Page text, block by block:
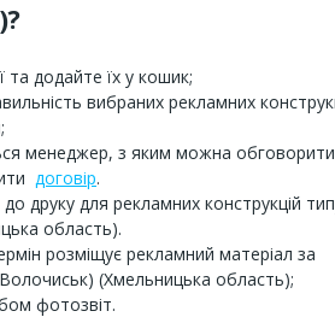
та додайте їх у кошик;
вибраних рекламних
менеджер, з яким можна обговорити
договір.
друку для рекламних конструкцій
область).
розміщує рекламний матеріал за
(Хмельницька область);
фотозвіт.